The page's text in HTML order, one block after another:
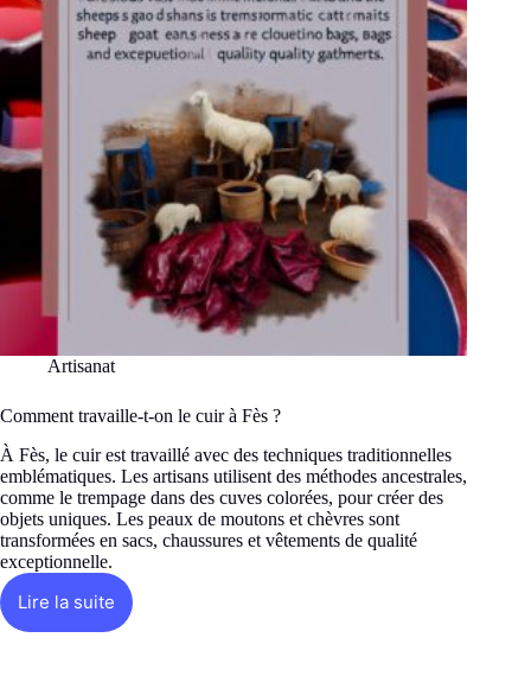
on
Maroc
Artisanat
Comment travaille-t-on le cuir à Fès ?
À Fès, le cuir est travaillé avec des techniques traditionnelles
emblématiques. Les artisans utilisent des méthodes ancestrales,
comme le trempage dans des cuves colorées, pour créer des
objets uniques. Les peaux de moutons et chèvres sont
transformées en sacs, chaussures et vêtements de qualité
exceptionnelle.
Lire la suite
Comment